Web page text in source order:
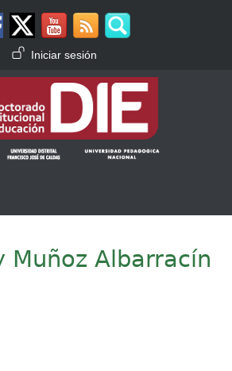
de usuario
Iniciar sesión
Muñoz Albarracín